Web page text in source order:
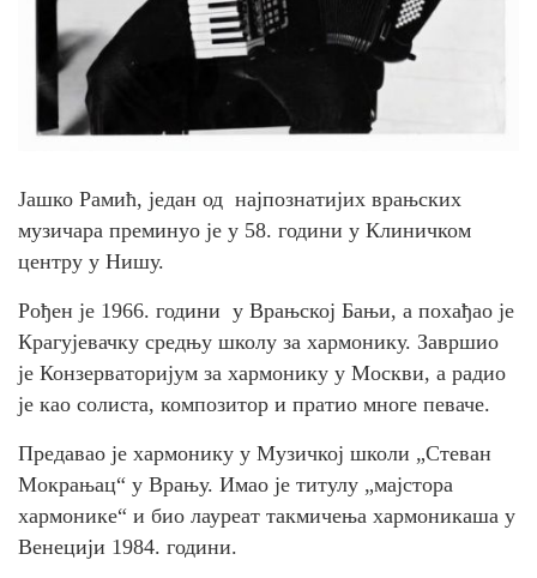
Јашко Рамић, један од најпознатијих врањских
музичара преминуо је у 58. години у Клиничком
центру у Нишу.
Рођен је 1966. години у Врањској Бањи, а похађао је
Крагујевачку средњу школу за хармонику. Завршио
је Конзерваторијум за хармонику у Москви, а радио
је као солиста, композитор и пратио многе певаче.
Предавао је хармонику у Музичкој школи „Стеван
Мокрањац“ у Врању. Имао је титулу „мајстора
хармонике“ и био лауреат такмичења хармоникаша у
Венецији 1984. години.